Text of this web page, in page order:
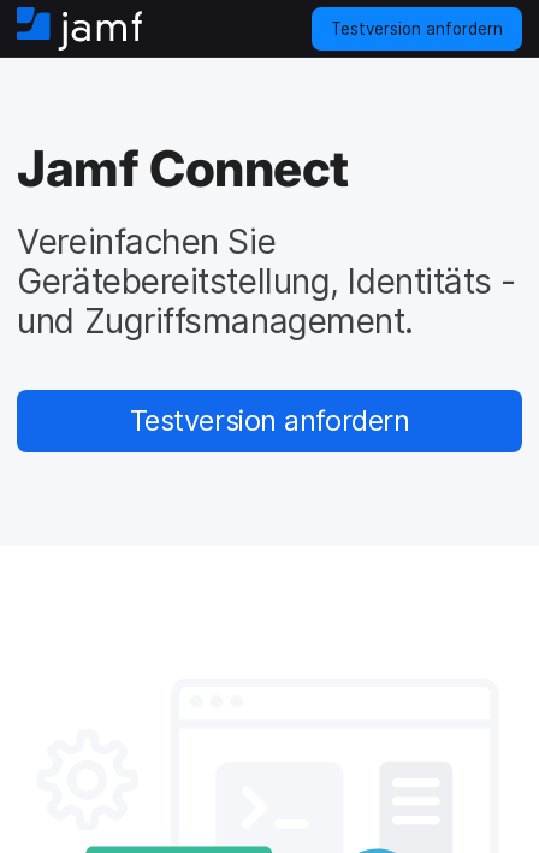
S
t
e
t
e
Testversion anfordern
Jamf Connect
Vereinfachen Sie
Gerätebereitstellung, Identitäts -
und Zugriffsmanagement.
Testversion anfordern